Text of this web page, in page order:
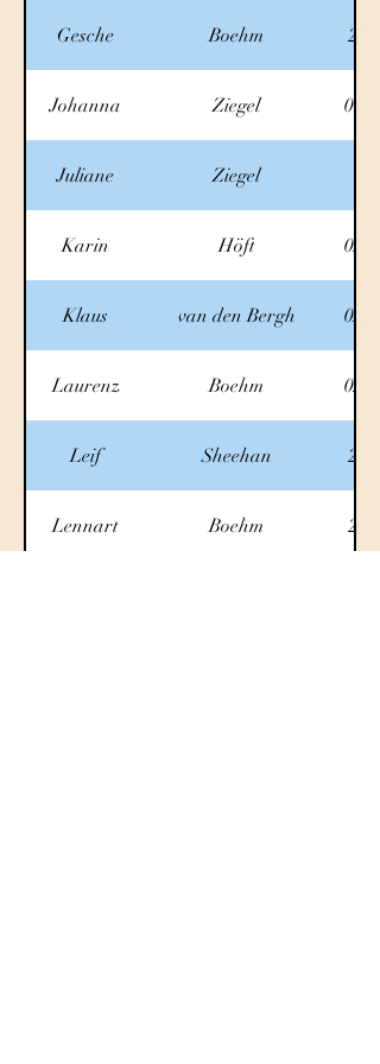
Gesche Boehm
Johanna Ziegel
Juliane Ziegel
Karin Höft
Klaus van den Bergh
Laurenz Boehm
Leif Sheehan
Lennart Boehm